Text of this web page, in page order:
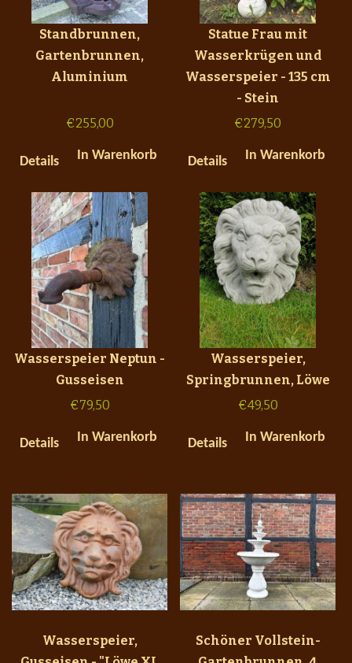
Standbrunnen,
Gartenbrunnen,
Aluminium
€255,00
Details In Warenkorb
Statue Frau mit
Wasserkrügen und
Wasserspeier - 135 cm
- Stein
€279,50
Details In Warenkorb
Wasserspeier Neptun -
Gusseisen
€79,50
Details In Warenkorb
Wasserspeier,
Springbrunnen, Löwe
€49,50
Details In Warenkorb
Wasserspeier,
Schöner Vollstein-